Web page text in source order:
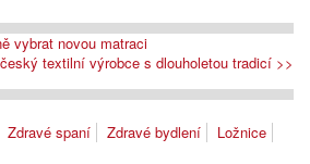
vybrat novou matraci
textilní výrobce s dlouholetou tradicí >>
Zdravé spaní Zdravé bydlení
Ložnice